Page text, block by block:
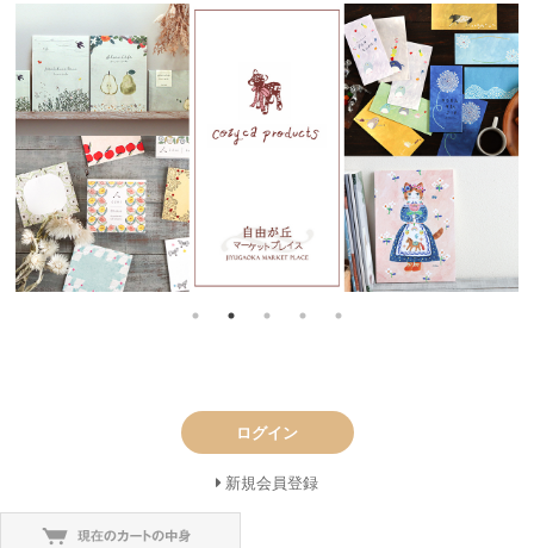
ログイン
新規会員登録